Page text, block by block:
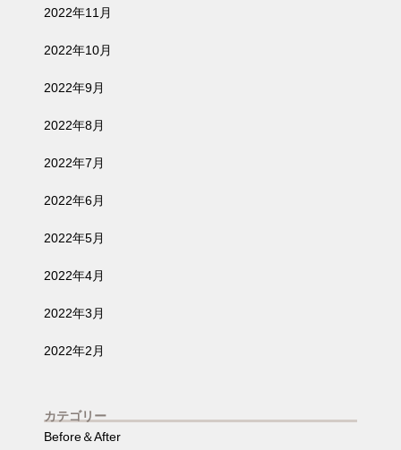
2022年11月
2022年10月
2022年9月
2022年8月
2022年7月
2022年6月
2022年5月
2022年4月
2022年3月
2022年2月
カテゴリー
Before＆After